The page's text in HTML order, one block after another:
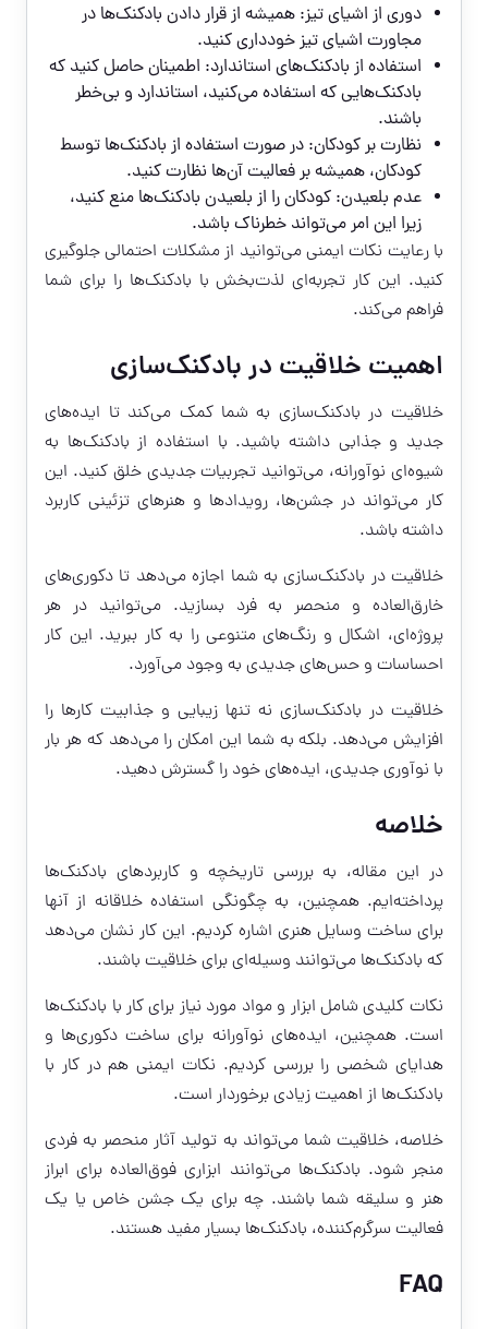
دوری از اشیای تیز: همیشه از قرار دادن بادکنک‌ها در
مجاورت اشیای تیز خودداری کنید.
استفاده از بادکنک‌های استاندارد: اطمینان حاصل کنید که
بادکنک‌هایی که استفاده می‌کنید، استاندارد و بی‌خطر
باشند.
نظارت بر کودکان: در صورت استفاده از بادکنک‌ها توسط
کودکان، همیشه بر فعالیت آن‌ها نظارت کنید.
عدم بلعیدن: کودکان را از بلعیدن بادکنک‌ها منع کنید،
زیرا این امر می‌تواند خطرناک باشد.
با رعایت نکات ایمنی می‌توانید از مشکلات احتمالی جلوگیری
کنید. این کار تجربه‌ای لذت‌بخش با بادکنک‌ها را برای شما
فراهم می‌کند.
اهمیت خلاقیت در بادکنک‌سازی
خلاقیت در بادکنک‌سازی به شما کمک می‌کند تا ایده‌های
جدید و جذابی داشته باشید. با استفاده از بادکنک‌ها به
شیوه‌ای نوآورانه، می‌توانید تجربیات جدیدی خلق کنید. این
کار می‌تواند در جشن‌ها، رویدادها و هنرهای تزئینی کاربرد
داشته باشد.
خلاقیت در بادکنک‌سازی به شما اجازه می‌دهد تا دکوری‌های
خارق‌العاده و منحصر به فرد بسازید. می‌توانید در هر
پروژه‌ای، اشکال و رنگ‌های متنوعی را به کار ببرید. این کار
احساسات و حس‌های جدیدی به وجود می‌آورد.
خلاقیت در بادکنک‌سازی نه تنها زیبایی و جذابیت کارها را
افزایش می‌دهد. بلکه به شما این امکان را می‌دهد که هر بار
با نوآوری جدیدی، ایده‌های خود را گسترش دهید.
خلاصه
در این مقاله، به بررسی تاریخچه و کاربردهای بادکنک‌ها
پرداخته‌ایم. همچنین، به چگونگی استفاده خلاقانه از آنها
برای ساخت وسایل هنری اشاره کردیم. این کار نشان می‌دهد
که بادکنک‌ها می‌توانند وسیله‌ای برای خلاقیت باشند.
نکات کلیدی شامل ابزار و مواد مورد نیاز برای کار با بادکنک‌ها
است. همچنین، ایده‌های نوآورانه برای ساخت دکوری‌ها و
هدایای شخصی را بررسی کردیم. نکات ایمنی هم در کار با
بادکنک‌ها از اهمیت زیادی برخوردار است.
خلاصه، خلاقیت شما می‌تواند به تولید آثار منحصر به فردی
منجر شود. بادکنک‌ها می‌توانند ابزاری فوق‌العاده برای ابراز
هنر و سلیقه شما باشند. چه برای یک جشن خاص یا یک
فعالیت سرگرم‌کننده، بادکنک‌ها بسیار مفید هستند.
FAQ